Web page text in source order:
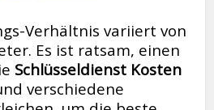
Verhältnis variiert von
Es ist ratsam, einen
Schlüsseldienst Kosten
verschiedene